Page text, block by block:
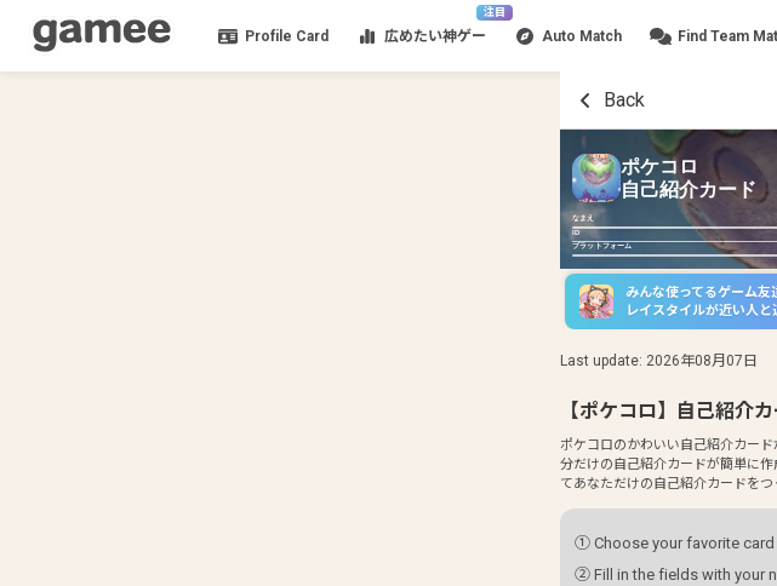
Profile Card
注目
広めたい神ゲー Auto Match Find Team
Back
ポケコロ
自己紹介カード
なまえ
ID
プラットフォーム
みんな使ってるゲーム
レイスタイルが近い人と
Last update: 2026年08月07日
【ポケコロ】自己紹介
ポケコロのかわいい自己紹介カー
分だけの自己紹介カードが簡単に
てあなただけの自己紹介カードをつ
① Choose your favorite
② Fill in the fields with your